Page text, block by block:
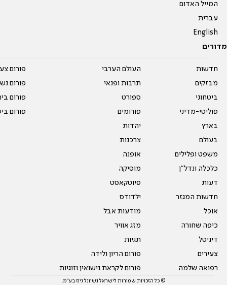
המייל האדום
עברית
English
מדורים
חדשות
מבזקים
ביטחוני
פוליטי-מדיני
בארץ
בעולם
משפט ופלילים
כלכלה ונדל"ן
דעות
חדשות המגזר
אוכל
כיפה שחורה
דיגיטל
צעירים
רפואה שלמה
העולם הערבי
תרבות ופנאי
ספורט
פורומים
יהדות
צרכנות
אופנה
מוסיקה
פיוטקאסט
ילדודס
מודעות אבל
מזג אוויר
תגיות
פורום הריון ולידה
פורום לקראת נישואין וזוגיות
פורום
פורום
פורום
פורום
© כל הזכויות שמורות לישראל נשיונל ניוז בע"מ.